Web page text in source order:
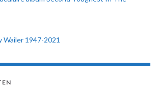
Wailer 1947-2021